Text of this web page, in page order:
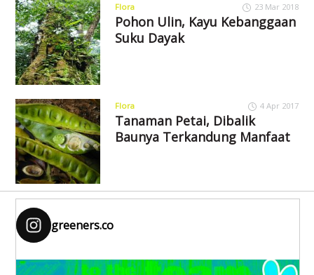
Flora 23 Mar 2018
Pohon Ulin, Kayu Kebanggaan
Suku Dayak
Flora 4 Apr 2017
Tanaman Petai, Dibalik
Baunya Terkandung Manfaat
greeners.co